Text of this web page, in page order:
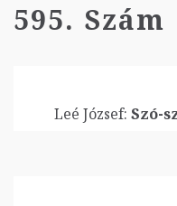
595. Szám
Leé József: Szó-